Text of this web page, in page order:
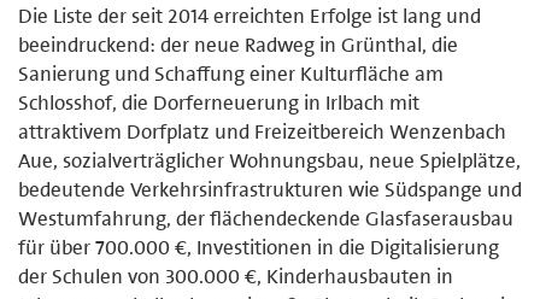
Die Liste der seit 2014 erreichten Erfolge ist lang und
beeindruckend: der neue Radweg in Grünthal, die
Sanierung und Schaffung einer Kulturfläche am
Schlosshof, die Dorferneuerung in Irlbach mit
attraktivem Dorfplatz und Freizeitbereich Wenzenbach
Aue, sozialverträglicher Wohnungsbau, neue Spielplätze,
bedeutende Verkehrsinfrastrukturen wie Südspange und
Westumfahrung, der flächendeckende Glasfaserausbau
für über 700.000 €, Investitionen in die Digitalisierung
der Schulen von 300.000 €, Kinderhausbauten in